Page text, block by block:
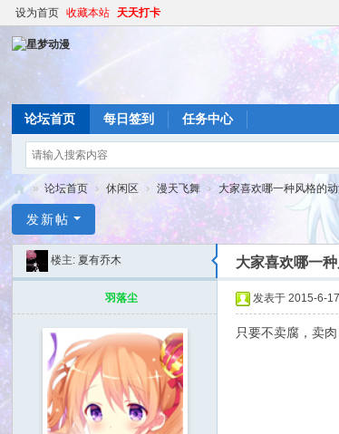
设为首页 收藏本站 天天打卡
论坛首页 每日签到 任务中心
梦
动
» 论坛首页 › 休闲区 › 漫天飞舞 › 大家喜欢哪一种风格的
发新帖
楼主:夏有乔木 大家喜欢哪一
羽落尘 发表于 2015-6-
只要不卖腐，卖